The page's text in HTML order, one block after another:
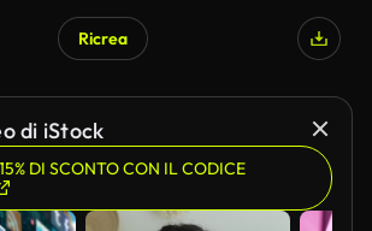
Ricrea
di iStock
DI SCONTO CON IL CODICE